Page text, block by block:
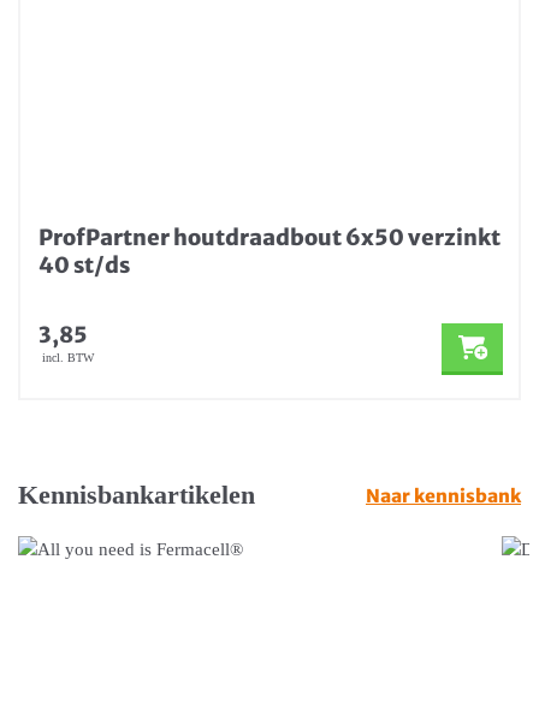
ProfPartner houtdraadbout 6x50 verzinkt
40 st/ds
3,85
incl. BTW
Kennisbankartikelen Naar kennisbank